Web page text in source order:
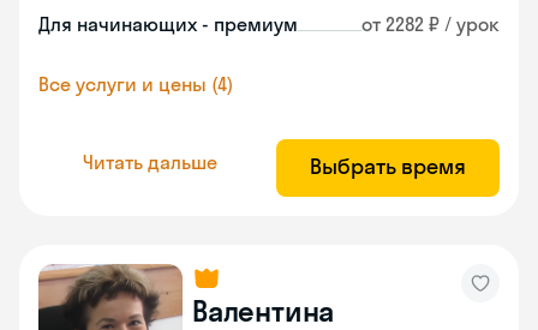
Для начинающих - премиум от 2282 ₽ / урок
Все услуги и цены (4)
Читать дальше Выбрать время
Валентина